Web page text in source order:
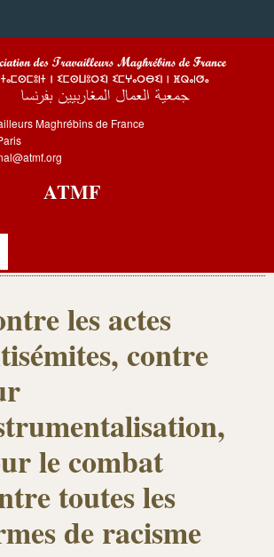
Maghrébins de France
ATMF
les actes
contre
le combat
toutes les
de racisme